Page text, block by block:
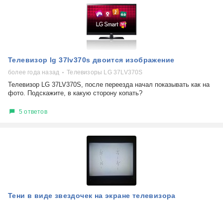
Телевизор lg 37lv370s двоится изображение
более года назад Телевизоры LG 37LV370S
Телевизор LG 37LV370S, после переезда начал показывать как на
фото. Подскажите, в какую сторону копать?
5 ответов
Тени в виде звездочек на экране телевизора